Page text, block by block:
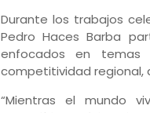
Durante los trabajos
Pedro Haces Barba
enfocados en temas
competitividad regional,
“Mientras el mundo